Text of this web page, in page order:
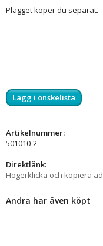
Plagget köper du separat.
Lägg i önskelista
Artikelnummer:
501010-2
Direktlänk:
Högerklicka och kopiera
Andra har även köpt